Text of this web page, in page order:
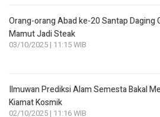
Orang-orang Abad ke-20 Santap Daging
Mamut Jadi Steak
03/10/2025 | 11:15 WIB
Ilmuwan Prediksi Alam Semesta Bakal
Kiamat Kosmik
02/10/2025 | 11:16 WIB